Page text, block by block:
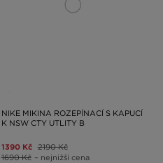
NIKE MIKINA ROZEPÍNACÍ S KAPUCÍ
K NSW CTY UTLITY B
1390 Kč 2190 Kč
1690 Kč – nejnižší cena